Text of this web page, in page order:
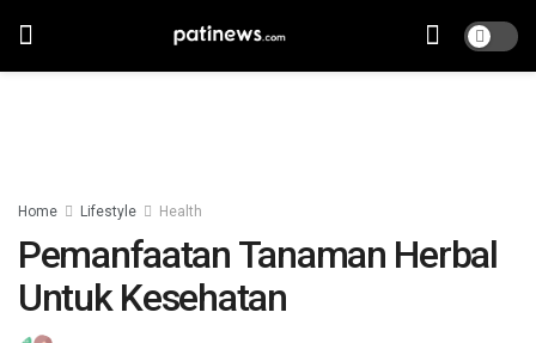
Home Lifestyle Health
Pemanfaatan Tanaman Herbal
Untuk Kesehatan